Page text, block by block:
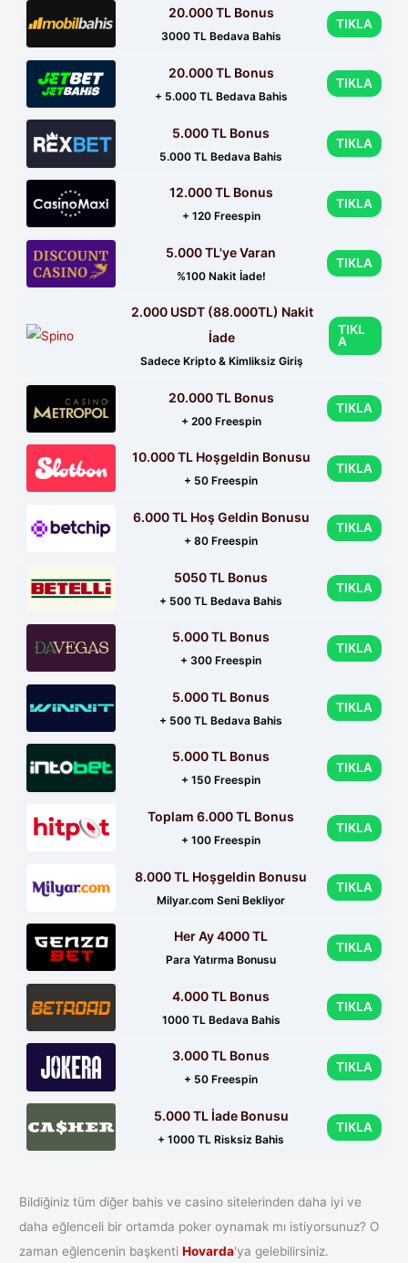
20.000 TL Bonus
3000 TL Bedava Bahis
TIKLA
20.000 TL Bonus
+ 5.000 TL Bedava Bahis
TIKLA
5.000 TL Bonus
5.000 TL Bedava Bahis
TIKLA
12.000 TL Bonus
+ 120 Freespin
TIKLA
5.000 TL'ye Varan
%100 Nakit İade!
TIKLA
2.000 USDT (88.000TL) Nakit
İade
Sadece Kripto & Kimliksiz Giriş
TIKL
A
20.000 TL Bonus
+ 200 Freespin
TIKLA
10.000 TL Hoşgeldin Bonusu
+ 50 Freespin
TIKLA
6.000 TL Hoş Geldin Bonusu
+ 80 Freespin
TIKLA
5050 TL Bonus
+ 500 TL Bedava Bahis
TIKLA
5.000 TL Bonus
+ 300 Freespin
TIKLA
5.000 TL Bonus
+ 500 TL Bedava Bahis
TIKLA
5.000 TL Bonus
+ 150 Freespin
TIKLA
Toplam 6.000 TL Bonus
+ 100 Freespin
TIKLA
8.000 TL Hoşgeldin Bonusu
Milyar.com Seni Bekliyor
TIKLA
Her Ay 4000 TL
Para Yatırma Bonusu
TIKLA
4.000 TL Bonus
1000 TL Bedava Bahis
TIKLA
3.000 TL Bonus
+ 50 Freespin
TIKLA
5.000 TL İade Bonusu
+ 1000 TL Risksiz Bahis
TIKLA
Bildiğiniz tüm diğer bahis ve casino sitelerinden daha iyi ve
daha eğlenceli bir ortamda poker oynamak mı istiyorsunuz? O
zaman eğlencenin başkentiHovarda'ya gelebilirsiniz.